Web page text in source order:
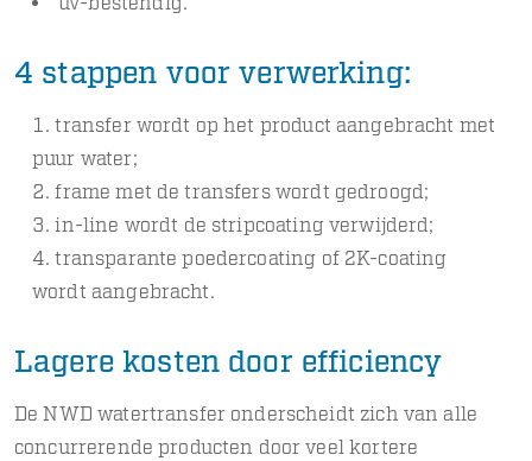
4 stappen voor verwerking:
transfer wordt op het product aangebracht met
puur water;
frame met de transfers wordt gedroogd;
in-line wordt de stripcoating verwijderd;
transparante poedercoating of 2K-coating
wordt aangebracht.
Lagere kosten door efficiency
De NWD watertransfer onderscheidt zich van alle
concurrerende producten door veel kortere